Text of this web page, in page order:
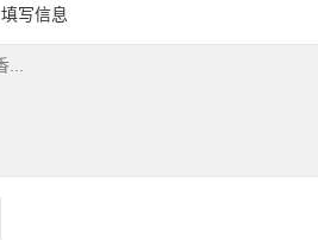
填写信息